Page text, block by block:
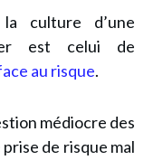
culture d’une
est celui de
au risque.
médiocre des
de risque mal